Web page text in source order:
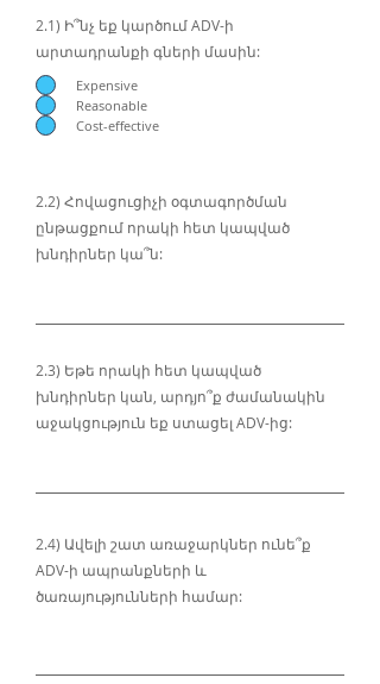
2.1) Ի՞նչ եք կարծում ADV-ի
արտադրանքի գների մասին:
Expensive
Reasonable
Cost-effective
2.2) Հովացուցիչի օգտագործման
ընթացքում որակի հետ կապված
խնդիրներ կա՞ն:
2.3) Եթե որակի հետ կապված
խնդիրներ կան, արդյո՞ք ժամանակին
աջակցություն եք ստացել ADV-ից:
2.4) Ավելի շատ առաջարկներ ունե՞ք
ADV-ի ապրանքների և
ծառայությունների համար: